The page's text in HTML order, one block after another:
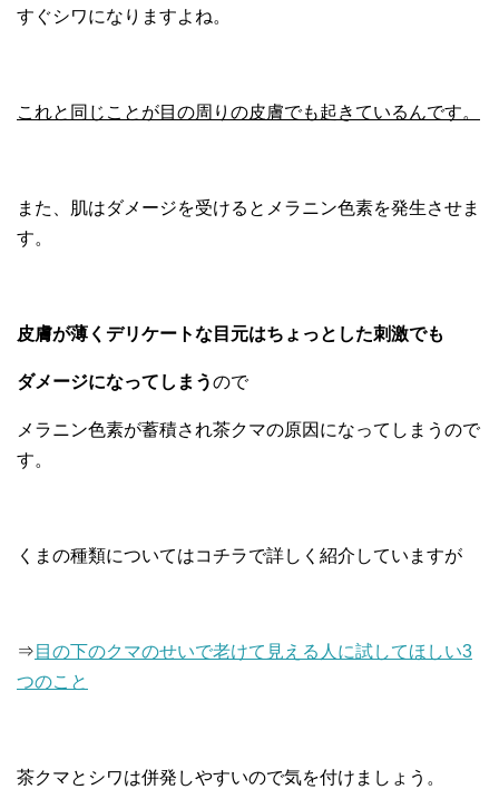
すぐシワになりますよね。
これと同じことが目の周りの皮膚でも起きているんです。
また、肌はダメージを受けるとメラニン色素を発生させま
す。
皮膚が薄くデリケートな目元はちょっとした刺激でも
ダメージになってしまうので
メラニン色素が蓄積され茶クマの原因になってしまうので
す。
くまの種類についてはコチラで詳しく紹介していますが
⇒ 目の下のクマのせいで老けて見える人に試してほしい3
つのこと
茶クマとシワは併発しやすいので気を付けましょう。